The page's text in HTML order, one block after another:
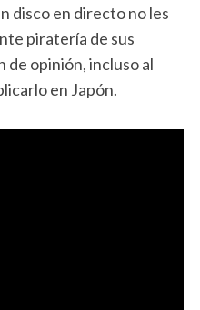
disco en directo no les
piratería de sus
de opinión, incluso al
en Japón.